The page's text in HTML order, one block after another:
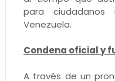
para ciudadanos
Venezuela.
Condena oficial y
A través de un